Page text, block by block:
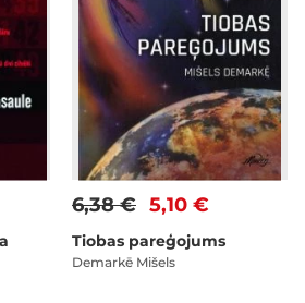
5,10 €
6,38 €
Tiobas pareģojums
Demarkē Mišels